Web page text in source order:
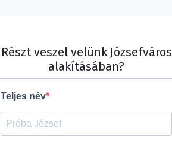
Részt veszel velünk Józsefváros
alakításában?
Teljes név